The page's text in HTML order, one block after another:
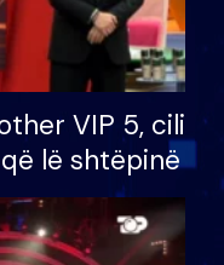
VIP 5, cili
lë shtëpinë